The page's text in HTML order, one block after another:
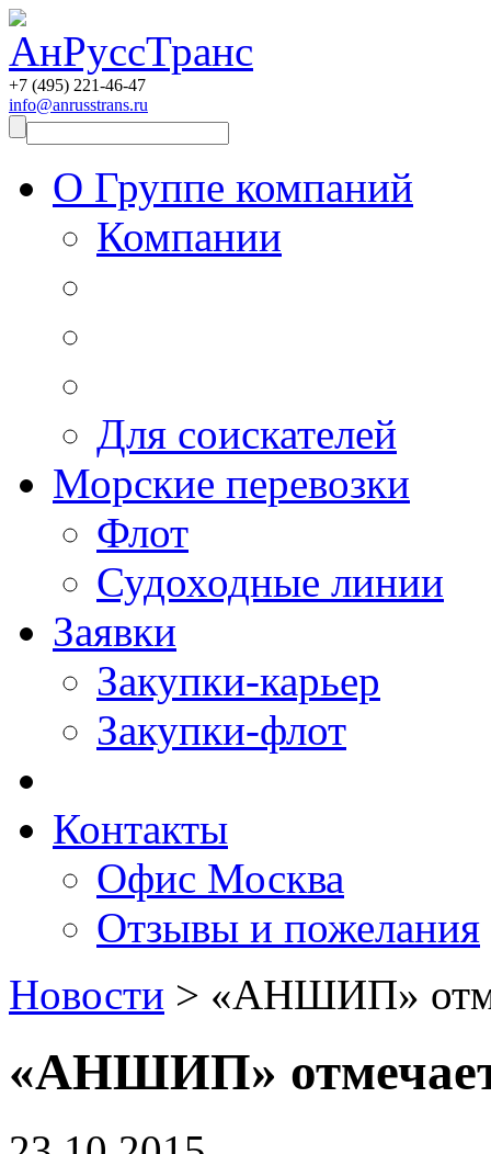
+7 (495) 221-46-47
info@anrusstrans.ru
О Группе компаний
Компании
Для соискателей
Морские перевозки
Флот
Судоходные линии
Заявки
Закупки-карьер
Закупки-флот
Контакты
Офис Москва
Отзывы и пожелания
Новости > «АНШИП»
«АНШИП»